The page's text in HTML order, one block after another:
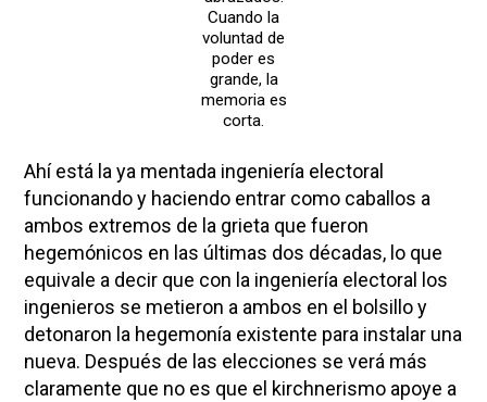
Cuando la
voluntad de
poder es
grande, la
memoria es
corta.
Ahí está la ya mentada ingeniería electoral
funcionando y haciendo entrar como caballos a
ambos extremos de la grieta que fueron
hegemónicos en las últimas dos décadas, lo que
equivale a decir que con la ingeniería electoral los
ingenieros se metieron a ambos en el bolsillo y
detonaron la hegemonía existente para instalar una
nueva. Después de las elecciones se verá más
claramente que no es que el kirchnerismo apoye a